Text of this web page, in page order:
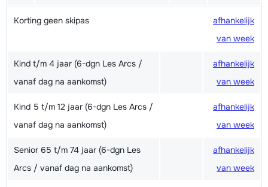
Korting geen skipas
afhankelijk
van week
Kind t/m 4 jaar (6-dgn Les Arcs /
vanaf dag na aankomst)
afhankelijk
van week
Kind 5 t/m 12 jaar (6-dgn Les Arcs /
vanaf dag na aankomst)
afhankelijk
van week
Senior 65 t/m 74 jaar (6-dgn Les
Arcs / vanaf dag na aankomst)
afhankelijk
van week